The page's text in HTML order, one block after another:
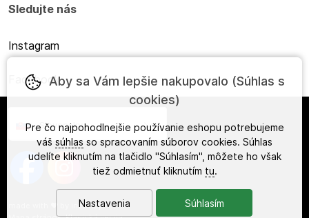
Sledujte nás
Instagram
Facebook
Slovensky
ineShop
Aby sa Vám lepšie nakupovalo (Súhlas s
cookies)
Pre čo najpohodlnejšie používanie eshopu potrebujeme
váš súhlas so spracovaním súborov cookies. Súhlas
udelíte kliknutím na tlačidlo "Súhlasím", môžete ho však
tiež odmietnuť kliknutím tu.
Nastavenia Súhlasím